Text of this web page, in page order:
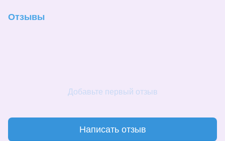
Отзывы
Добавьте первый отзыв
Написать отзыв